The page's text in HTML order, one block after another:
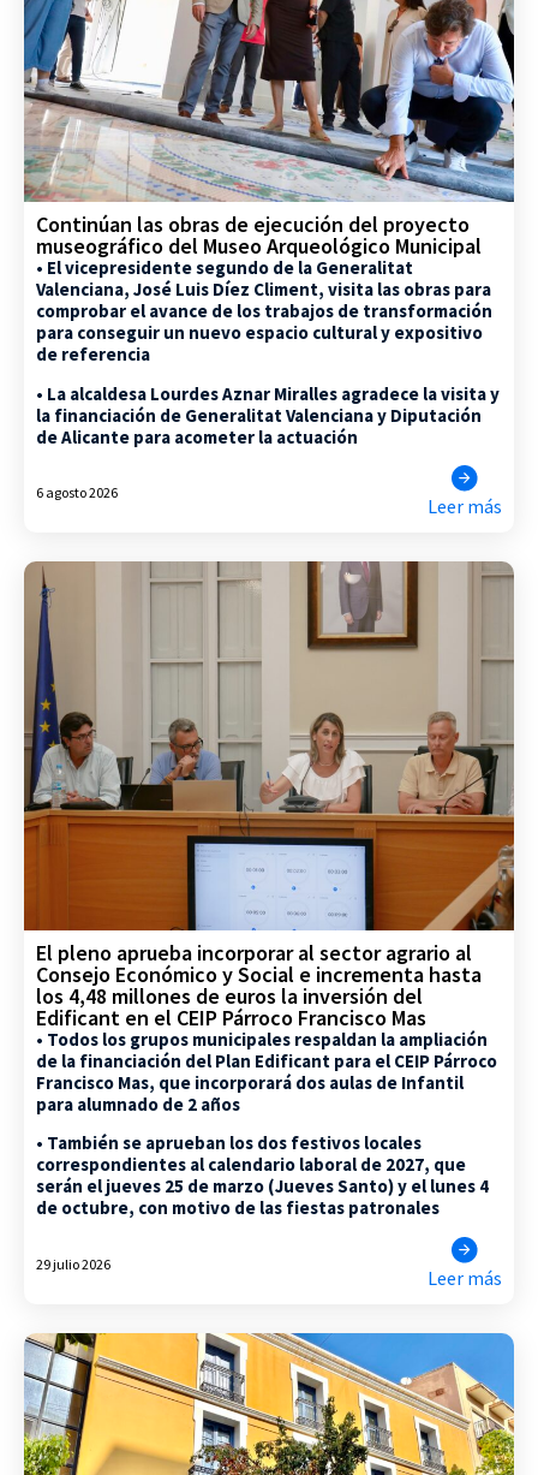
Continúan las obras de ejecución del proyecto
museográfico del Museo Arqueológico Municipal
• El vicepresidente segundo de la Generalitat
Valenciana, José Luis Díez Climent, visita las obras para
comprobar el avance de los trabajos de transformación
para conseguir un nuevo espacio cultural y expositivo
de referencia
• La alcaldesa Lourdes Aznar Miralles agradece la visita y
la financiación de Generalitat Valenciana y Diputación
de Alicante para acometer la actuación
6 agosto 2026
Leer más
El pleno aprueba incorporar al sector agrario al
Consejo Económico y Social e incrementa hasta
los 4,48 millones de euros la inversión del
Edificant en el CEIP Párroco Francisco Mas
• Todos los grupos municipales respaldan la ampliación
de la financiación del Plan Edificant para el CEIP Párroco
Francisco Mas, que incorporará dos aulas de Infantil
para alumnado de 2 años
• También se aprueban los dos festivos locales
correspondientes al calendario laboral de 2027, que
serán el jueves 25 de marzo (Jueves Santo) y el lunes 4
de octubre, con motivo de las fiestas patronales
29 julio 2026
Leer más